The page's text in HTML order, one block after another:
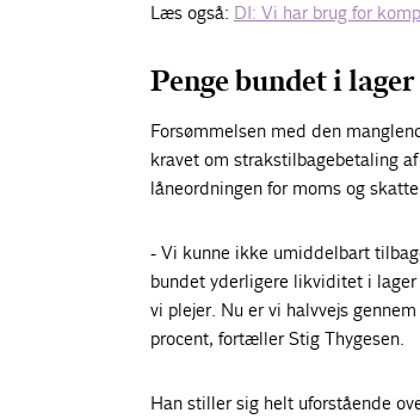
Læs også: DI: Vi har brug for
Penge bundet i
Forsømmelsen med den
kravet om strakstilbagebetaling
låneordningen for moms og
- Vi kunne ikke umiddelbart
bundet yderligere likviditet i
vi plejer. Nu er vi halvvejs
procent, fortæller Stig Thygesen.
Han stiller sig helt uforstående